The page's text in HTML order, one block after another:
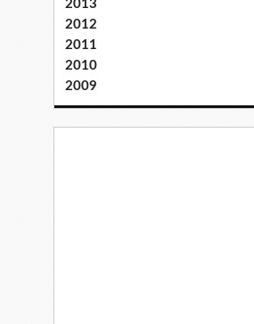
2013
2012
2011
2010
2009